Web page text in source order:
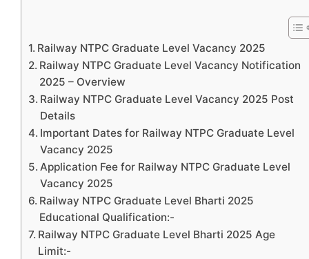
Railway NTPC Graduate Level Vacancy 2025
Railway NTPC Graduate Level Vacancy Notification
2025 – Overview
Railway NTPC Graduate Level Vacancy 2025 Post
Details
Important Dates for Railway NTPC Graduate Level
Vacancy 2025
Application Fee for Railway NTPC Graduate Level
Vacancy 2025
Railway NTPC Graduate Level Bharti 2025
Educational Qualification:-
Railway NTPC Graduate Level Bharti 2025 Age
Limit:-